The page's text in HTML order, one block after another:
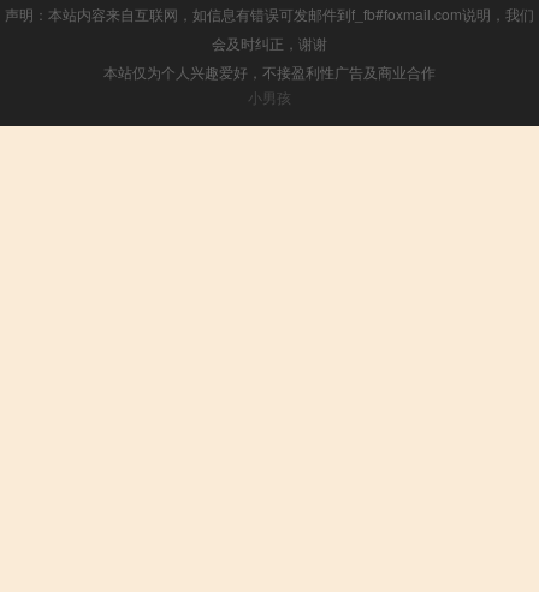
声明：本站内容来自互联网，如信息有错误可发邮件到f_fb#foxmail.com说明，我们
会及时纠正，谢谢
本站仅为个人兴趣爱好，不接盈利性广告及商业合作
小男孩